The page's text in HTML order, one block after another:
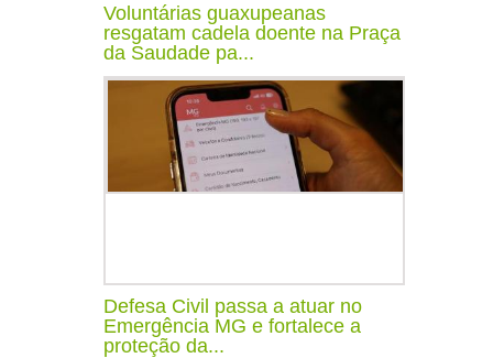
Voluntárias guaxupeanas
resgatam cadela doente na Praça
da Saudade pa...
Defesa Civil passa a atuar no
Emergência MG e fortalece a
proteção da...